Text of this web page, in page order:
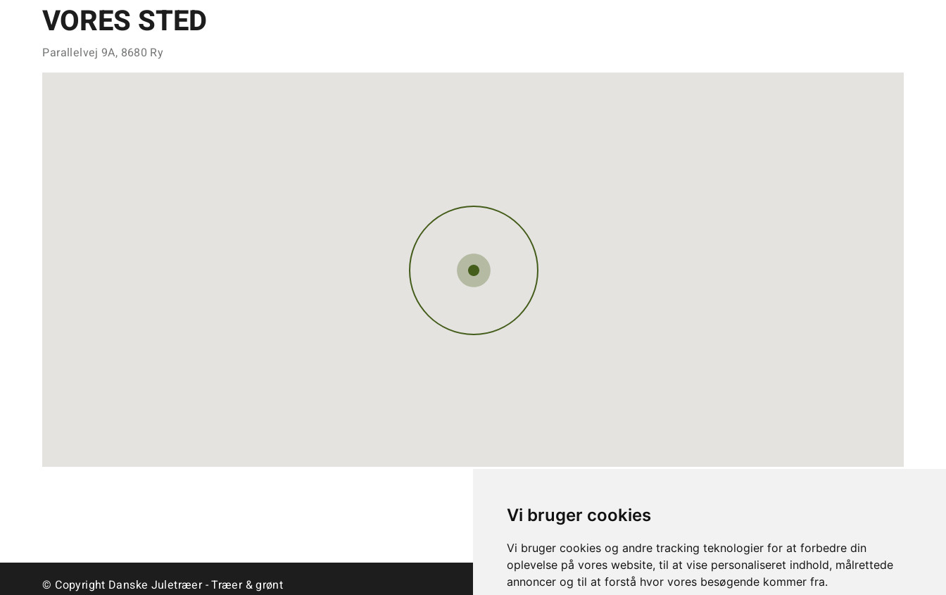
Vi bruger cookies
Vi bruger cookies og andre tracking teknologier for at forbedre din
oplevelse på vores website, til at vise personaliseret indhold, målrettede
annoncer og til at forstå hvor vores besøgende kommer fra.
VORES STED
Parallelvej 9A, 8680 Ry
© Copyright Danske Juletræer - Træer & grønt